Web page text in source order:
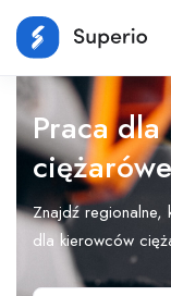
Praca
Znajdź
dla kierowców